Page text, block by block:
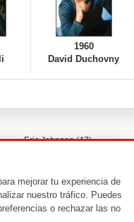
1960
David Duchovny
Eric Johnson (47)
Wayne Knight (71)
Michael Shannon (52)
mejorar tu experiencia de
nuestro tráfico. Puedes
o rechazar las no